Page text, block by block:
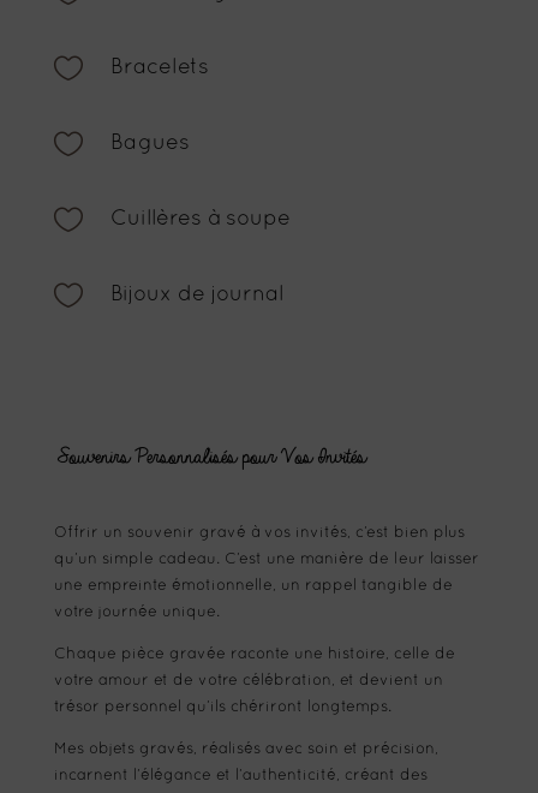
 Bracelets
 Bagues
 Cuillères à soupe
 Bijoux de journal
Souvenirs Personnalisés pour Vos Invités
Offrir un souvenir gravé à vos invités, c’est bien plus
qu’un simple cadeau. C’est une manière de leur laisser
une empreinte émotionnelle, un rappel tangible de
votre journée unique.
Chaque pièce gravée raconte une histoire, celle de
votre amour et de votre célébration, et devient un
trésor personnel qu’ils chériront longtemps.
Mes objets gravés, réalisés avec soin et précision,
incarnent l’élégance et l’authenticité, créant des